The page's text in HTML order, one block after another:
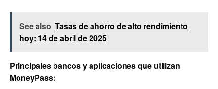
See also Tasas de ahorro de alto rendimiento
hoy: 14 de abril de 2025
Principales bancos y aplicaciones que utilizan
MoneyPass: